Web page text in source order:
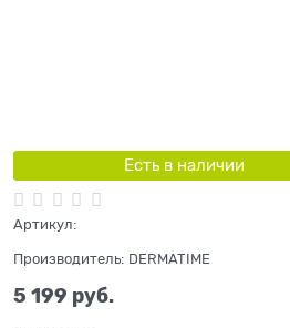
Есть в наличии
Артикул:
Производитель: DERMATIME
5 199 руб.